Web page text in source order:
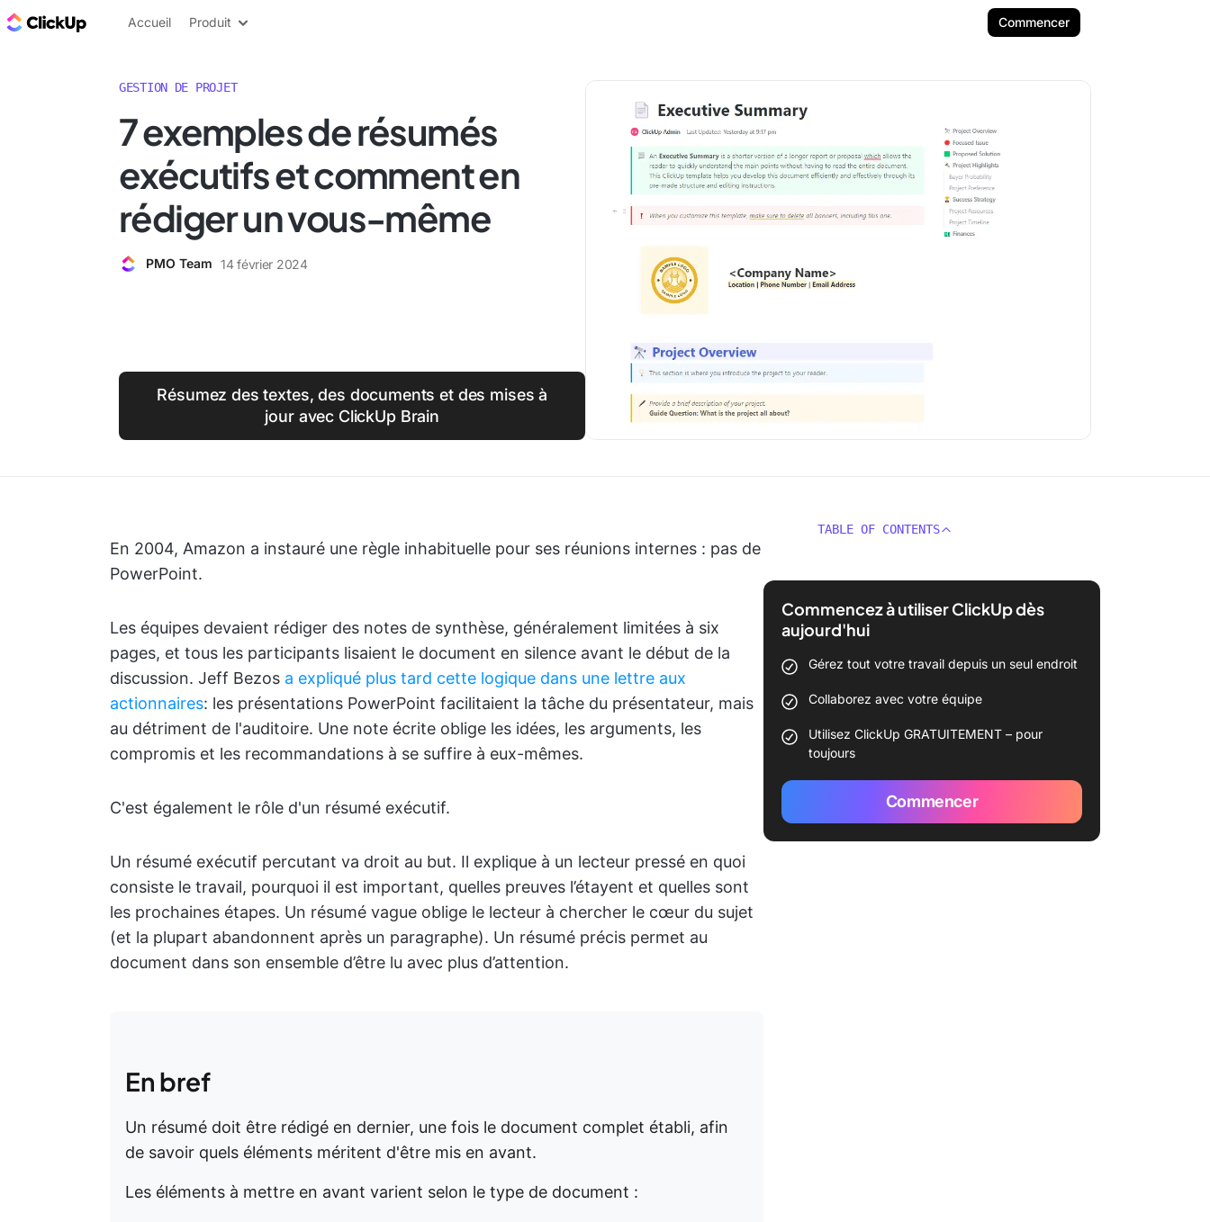
ClickUp Blog
Accueil Produit Commencer
GESTION DE PROJET
7 exemples de résumés
exécutifs et comment en
rédiger un vous-même
PMO Team 14 février 2024
Résumez des textes, des documents et des mises à
jour avec ClickUp Brain
En 2004, Amazon a instauré une règle inhabituelle pour ses réunions internes : pas de
PowerPoint.
Les équipes devaient rédiger des notes de synthèse, généralement limitées à six
pages, et tous les participants lisaient le document en silence avant le début de la
discussion. Jeff Bezos a expliqué plus tard cette logique dans une lettre aux
actionnaires: les présentations PowerPoint facilitaient la tâche du présentateur, mais
au détriment de l'auditoire. Une note écrite oblige les idées, les arguments, les
compromis et les recommandations à se suffire à eux-mêmes.
C'est également le rôle d'un résumé exécutif.
Un résumé exécutif percutant va droit au but. Il explique à un lecteur pressé en quoi
consiste le travail, pourquoi il est important, quelles preuves l’étayent et quelles sont
les prochaines étapes. Un résumé vague oblige le lecteur à chercher le cœur du sujet
(et la plupart abandonnent après un paragraphe). Un résumé précis permet au
document dans son ensemble d’être lu avec plus d’attention.
En bref
Un résumé doit être rédigé en dernier, une fois le document complet établi, afin
de savoir quels éléments méritent d'être mis en avant.
Les éléments à mettre en avant varient selon le type de document :
TABLE OF CONTENTS
Commencez à utiliser ClickUp dès
aujourd'hui
Gérez tout votre travail depuis un seul endroit
Collaborez avec votre équipe
Utilisez ClickUp GRATUITEMENT – pour
toujours
Commencer